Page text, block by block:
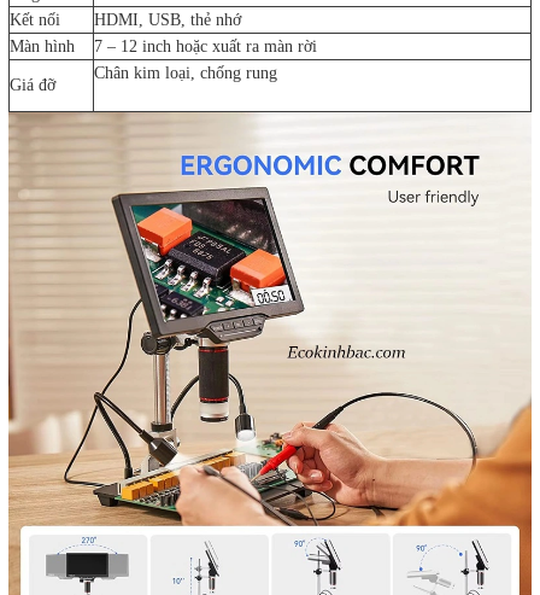
Kết nối
HDMI, USB, thẻ nhớ
Màn hình
7 – 12 inch hoặc xuất ra màn rời
Giá đỡ
Chân kim loại, chống rung